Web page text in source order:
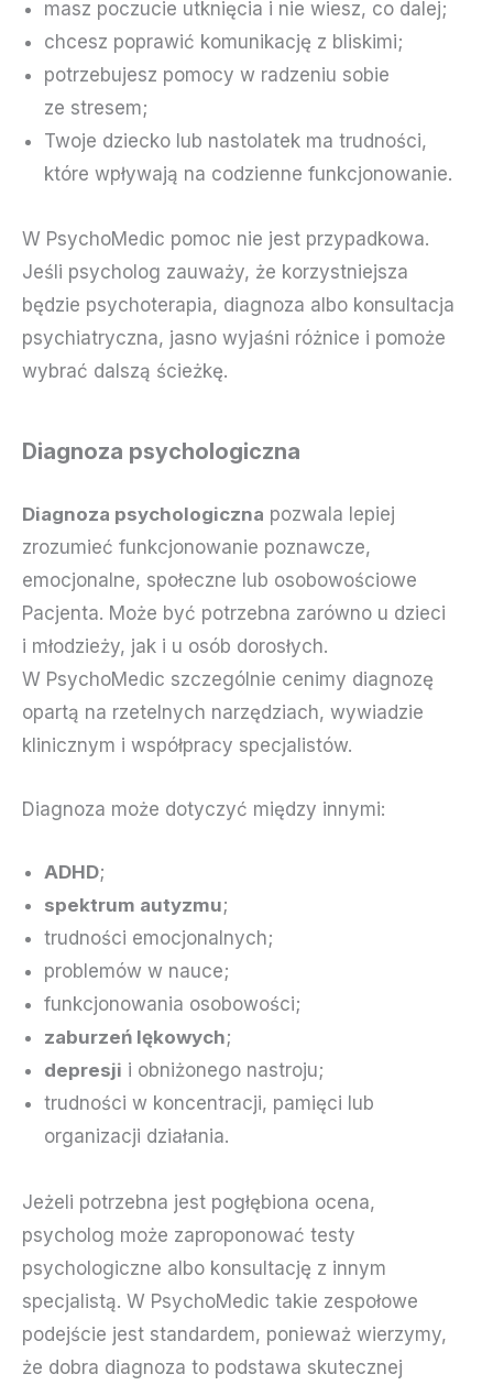
masz poczucie utknięcia i nie wiesz, co dalej;
chcesz poprawić komunikację z bliskimi;
potrzebujesz pomocy w radzeniu sobie
ze stresem;
Twoje dziecko lub nastolatek ma trudności,
które wpływają na codzienne funkcjonowanie.
W PsychoMedic pomoc nie jest przypadkowa.
Jeśli psycholog zauważy, że korzystniejsza
będzie psychoterapia, diagnoza albo konsultacja
psychiatryczna, jasno wyjaśni różnice i pomoże
wybrać dalszą ścieżkę.
Diagnoza psychologiczna
Diagnoza psychologiczna pozwala lepiej
zrozumieć funkcjonowanie poznawcze,
emocjonalne, społeczne lub osobowościowe
Pacjenta. Może być potrzebna zarówno u dzieci
i młodzieży, jak i u osób dorosłych.
W PsychoMedic szczególnie cenimy diagnozę
opartą na rzetelnych narzędziach, wywiadzie
klinicznym i współpracy specjalistów.
Diagnoza może dotyczyć między innymi:
ADHD;
spektrum autyzmu;
trudności emocjonalnych;
problemów w nauce;
funkcjonowania osobowości;
zaburzeń lękowych;
depresji i obniżonego nastroju;
trudności w koncentracji, pamięci lub
organizacji działania.
Jeżeli potrzebna jest pogłębiona ocena,
psycholog może zaproponować testy
psychologiczne albo konsultację z innym
specjalistą. W PsychoMedic takie zespołowe
podejście jest standardem, ponieważ wierzymy,
że dobra diagnoza to podstawa skutecznej